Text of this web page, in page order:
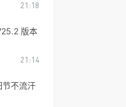
21:18
版本
21:14
节不流汗